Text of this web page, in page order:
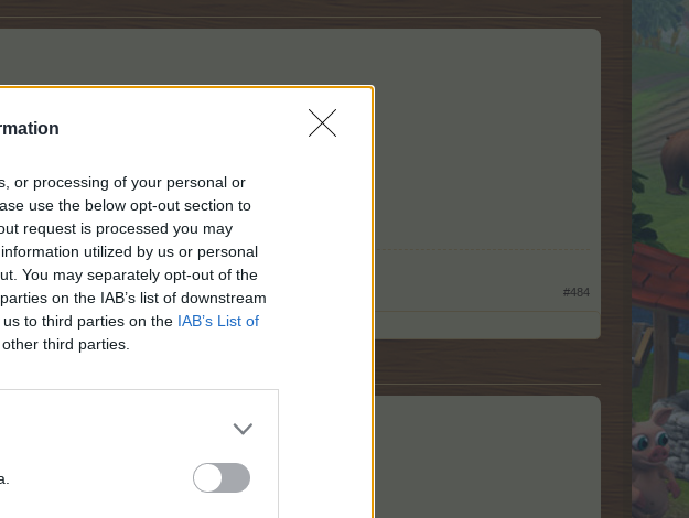
or processing of your personal or
use the below opt-out section to
request is processed you may
utilized by us or personal
You may separately opt-out of the
on the IAB’s list of downstream
to third parties on the IAB’s List of
third parties.
#484